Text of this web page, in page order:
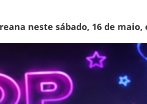
neste sábado, 16 de maio,